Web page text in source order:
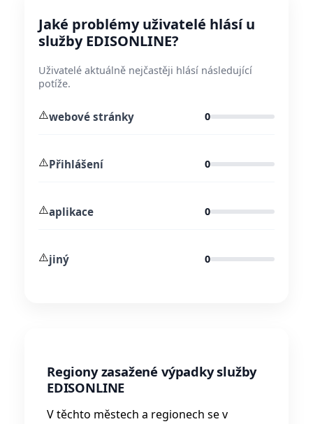
Jaké problémy uživatelé hlásí u
služby EDISONLINE?
Uživatelé aktuálně nejčastěji hlásí následující
potíže.
⚠️webové stránky 0
⚠️Přihlášení 0
⚠️aplikace 0
⚠️jiný 0
Regiony zasažené výpadky služby
EDISONLINE
V těchto městech a regionech se v